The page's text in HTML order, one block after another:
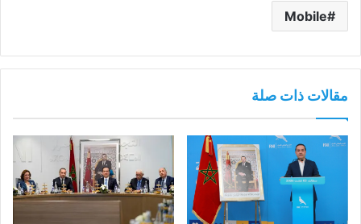
Mobile
مقالات ذات صلة